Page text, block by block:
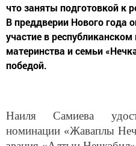
В преддверии Нового года
участие в
материнства и семьи
победой.
Наиля Самиева
номинации «Жаваплы
звания «Алтын